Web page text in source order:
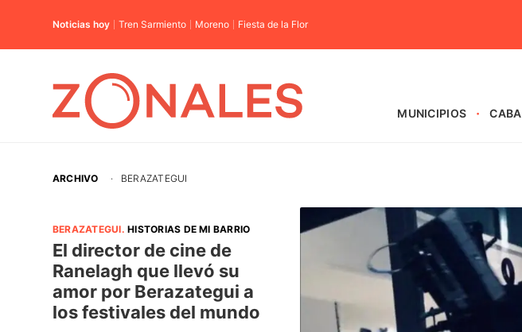
Noticias hoy Tren Sarmiento Moreno Fiesta de la Flor
MUNICIPIOS CABA
ARCHIVO · BERAZATEGUI
BERAZATEGUI.HISTORIAS DE MI BARRIO
El director de cine de
Ranelagh que llevó su
amor por Berazategui a
los festivales del mundo